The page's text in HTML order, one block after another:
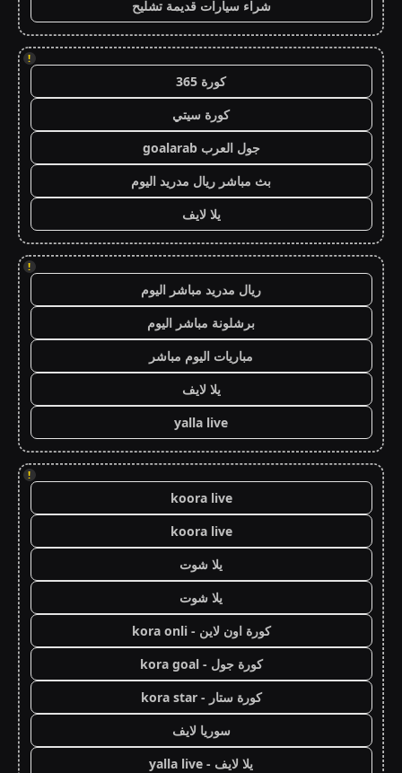
شراء سيارات قديمة تشليح
!
كورة 365
كورة سيتي
جول العرب goalarab
بث مباشر ريال مدريد اليوم
يلا لايف
!
ريال مدريد مباشر اليوم
برشلونة مباشر اليوم
مباريات اليوم مباشر
يلا لايف
yalla live
!
koora live
koora live
يلا شوت
يلا شوت
كورة اون لاين - kora onli
كورة جول - kora goal
كورة ستار - kora star
سوريا لايف
يلا لايف - yalla live